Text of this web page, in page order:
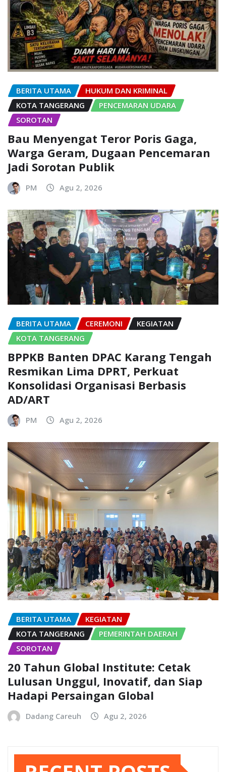
BERITA UTAMA
HUKUM DAN KRIMINAL
KOTA TANGERANG
PENCEMARAN UDARA
SOROTAN
Bau Menyengat Teror Poris Gaga,
Warga Geram, Dugaan Pencemaran
Jadi Sorotan Publik
PM Agu 2, 2026
BERITA UTAMA CEREMONI
KEGIATAN
KOTA TANGERANG
BPPKB Banten DPAC Karang Tengah
Resmikan Lima DPRT, Perkuat
Konsolidasi Organisasi Berbasis
AD/ART
PM Agu 2, 2026
BERITA UTAMA
KEGIATAN
KOTA TANGERANG
PEMERINTAH DAERAH
SOROTAN
20 Tahun Global Institute: Cetak
Lulusan Unggul, Inovatif, dan Siap
Hadapi Persaingan Global
Dadang Careuh Agu 2, 2026